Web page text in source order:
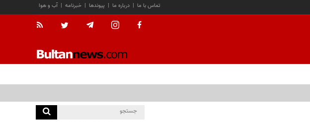
آب و هوا | خبرنامه | پیوندها | درباره ما | تماس با ما